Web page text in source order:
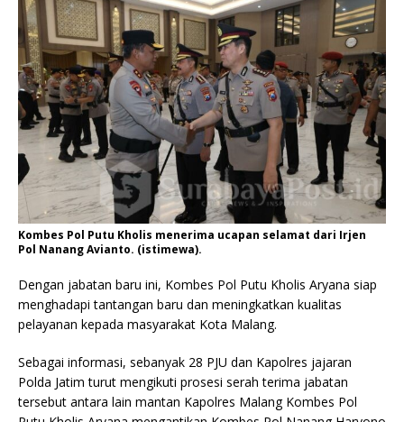
Kombes Pol Putu Kholis menerima ucapan selamat dari Irjen
Pol Nanang Avianto. (istimewa).
Dengan jabatan baru ini, Kombes Pol Putu Kholis Aryana siap
menghadapi tantangan baru dan meningkatkan kualitas
pelayanan kepada masyarakat Kota Malang.
Sebagai informasi, sebanyak 28 PJU dan Kapolres jajaran
Polda Jatim turut mengikuti prosesi serah terima jabatan
tersebut antara lain mantan Kapolres Malang Kombes Pol